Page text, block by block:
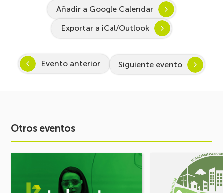
Añadir a Google Calendar
Exportar a iCal/Outlook
Evento anterior Siguiente evento
Otros eventos